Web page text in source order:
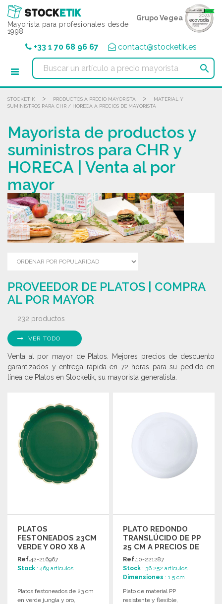
Mayorista para profesionales desde
1998
Grupo Vegea
+33 1 70 68 96 67 contact@stocketik.es

STOCKETIK > PRODUCTOS A PRECIO MAYORISTA >
MATERIAL Y
SUMINISTROS PARA CHR / HORECA A PRECIOS DE MAYORISTA
Mayorista de productos y
suministros para CHR y
HORECA | Venta al por
mayor
PROVEEDOR DE PLATOS | COMPRA
AL POR MAYOR
232 productos
VER TODO
Venta al por mayor de Platos. Mejores precios de descuento
garantizados y entrega rápida en 72 horas para su pedido en
línea de Platos en Stocketik, su mayorista generalista.
PLATOS
FESTONEADOS 23CM
VERDE Y ORO X8 A
PRECIOS DE
MAYORISTA
Ref.42-216967
Stock : 469 artículos
Platos festoneados de 23 cm
en verde jungla y oro,
PLATO REDONDO
TRANSLÚCIDO DE PP
25 CM A PRECIOS DE
MAYORISTA
Ref.10-221287
Stock : 36 252 artículos
Dimensiones : 1.5 cm
Plato de material PP
resistente y flexible,
Panel de gestión de cookies